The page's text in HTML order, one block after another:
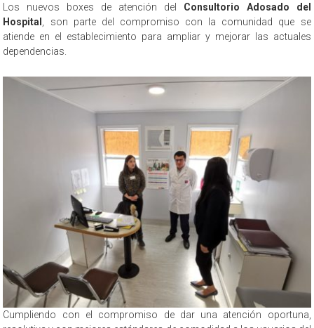
Los nuevos boxes de atención del Consultorio Adosado del
Hospital
, son parte del compromiso con la comunidad que se
atiende en el establecimiento para ampliar y mejorar las actuales
dependencias.
Cumpliendo con el compromiso de dar una atención oportuna,